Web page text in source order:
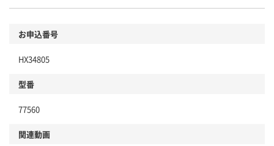
お申込番号
HX34805
型番
77560
関連動画